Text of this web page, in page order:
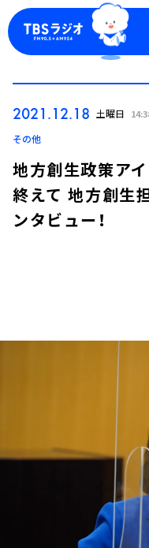
TBS Podcast
イベント・グッズ
2021.12.18 土曜日
その他
地方創生政策ア
終えて 地方創生
ンタビュー！